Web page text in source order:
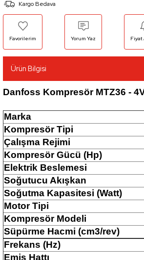
Kargo Bedava
Yorum Yaz Fiyat
Ürün Bilgisi
Danfoss Kompresör MTZ36 -
Marka
Kompresör Tipi
Çalışma Rejimi
Kompresör Gücü (Hp)
Elektrik Beslemesi
Soğutucu Akışkan
Soğutma Kapasitesi (Watt)
Motor Tipi
Kompresör Modeli
Süpürme Hacmi (cm3/rev)
Frekans (Hz)
Emiş Hattı